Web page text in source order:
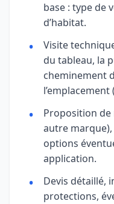
base : type de
d’habitat.
Visite
du tableau, la
cheminement
Proposition de
autre
options
application.
Devis détaillé,
protections,